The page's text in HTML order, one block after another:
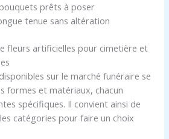
prêts à poser
tenue sans altération
fleurs artificielles pour cimetière et
sur le marché funéraire se
formes et matériaux, chacun
spécifiques. Il convient ainsi de
catégories pour faire un choix